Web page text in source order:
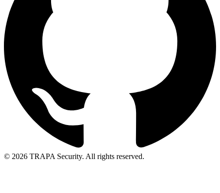
© 2026 TRAPA Security. All rights reserved.